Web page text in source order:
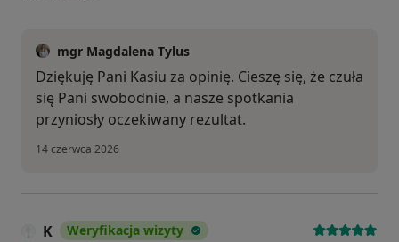
mgr Magdalena Tylus
Dziękuję Pani Kasiu za opinię. Cieszę się, że czuła
się Pani swobodnie, a nasze spotkania
przyniosły oczekiwany rezultat.
14 czerwca 2026
K Weryfikacja wizyty